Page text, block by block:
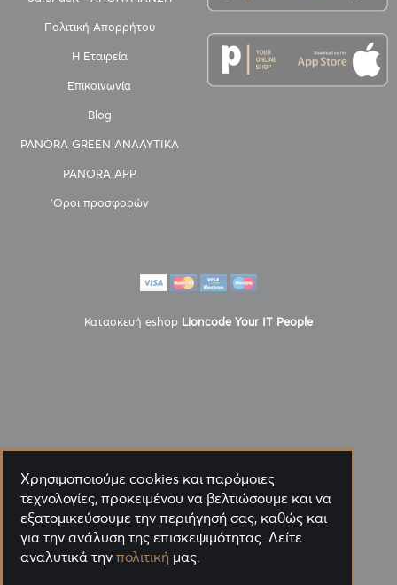
Πολιτική Απορρήτου
Η Εταιρεία
Επικοινωνία
Blog
PANORA GREEN ΑΝΑΛΥΤΙΚΑ
PANORA APP
'Οροι προσφορών
Κατασκευή eshop Lioncode Your IT People
Χρησιμοποιούμε cookies και παρόμοιες
τεχνολογίες, προκειμένου να βελτιώσουμε και να
εξατομικεύσουμε την περιήγησή σας, καθώς και
για την ανάλυση της επισκεψιμότητας. Δείτε
αναλυτικά την πολιτική μας.